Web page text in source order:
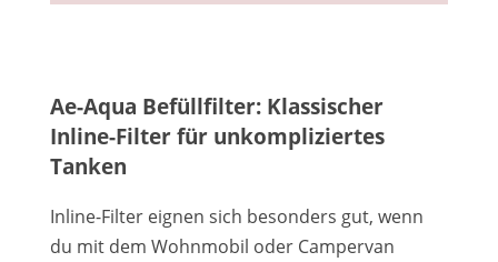
Ae-Aqua Befüllfilter: Klassischer
Inline-Filter für unkompliziertes
Tanken
Inline-Filter eignen sich besonders gut, wenn
du mit dem Wohnmobil oder Campervan